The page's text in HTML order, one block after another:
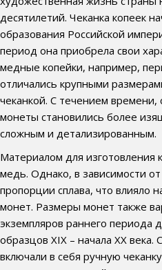
десятилетий. Чеканка копеек
образования Российской
период она приобрела свои
медные копейки, например,
отличались крупными
чеканкой. С течением времени,
монеты становились более
сложным и детализированным.
Материалом для изготовления
медь. Однако, в зависимости
пропорции сплава, что влияло
монет. Размеры монет также
экземпляров раннего периода
образцов XIX – начала XX века.
включали в себя ручную